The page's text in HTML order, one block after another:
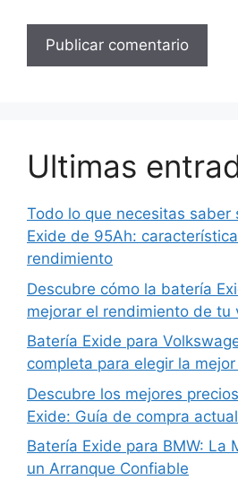
Ultimas
Todo lo que necesitas saber
Exide de 95Ah:
rendimiento
Descubre cómo la batería
mejorar el rendimiento de tu
Batería Exide para
completa para elegir la
Descubre los mejores
Exide: Guía de compra
Batería Exide para BMW: La
un Arranque Confiable